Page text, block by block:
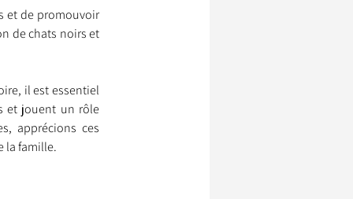
et de promouvoir
de chats noirs et
il est essentiel
et jouent un rôle
apprécions ces
la famille.